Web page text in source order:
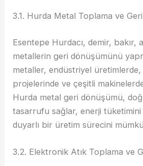
3.1. Hurda Metal Toplama ve
Esentepe Hurdacı, demir, bakır,
metallerin geri dönüşümünü
metaller, endüstriyel üretimlerde,
projelerinde ve çeşitli
Hurda metal geri dönüşümü,
tasarrufu sağlar, enerji tüketimini
duyarlı bir üretim sürecini
3.2. Elektronik Atık Toplama ve